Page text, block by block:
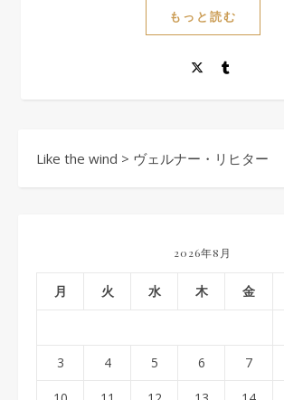
もっと読む
Like the wind > ヴェルナー・リヒター
2026年8月
月 火 水 木 金
3 4 5 6 7